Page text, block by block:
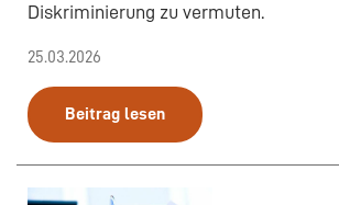
Diskriminierung zu vermuten.
25.03.2026
Beitrag lesen